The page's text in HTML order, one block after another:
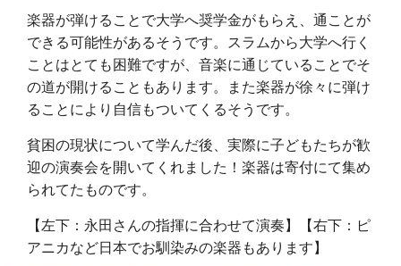
楽器が弾けることで大学へ奨学金がもらえ、通ことが
できる可能性があるそうです。スラムから大学へ行く
ことはとても困難ですが、音楽に通じていることでそ
の道が開けることもあります。また楽器が徐々に弾け
ることにより自信もついてくるそうです。
貧困の現状について学んだ後、実際に子どもたちが歓
迎の演奏会を開いてくれました！楽器は寄付にて集め
られてたものです。
【左下：永田さんの指揮に合わせて演奏】【右下：ピ
アニカなど日本でお馴染みの楽器もあります】